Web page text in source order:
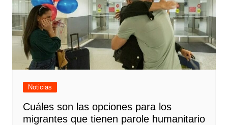
Noticias
Cuáles son las opciones para los
migrantes que tienen parole humanitario